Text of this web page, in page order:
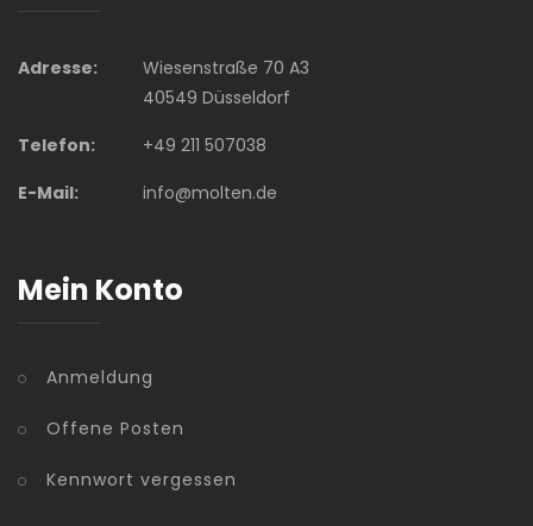
Adresse:
Wiesenstraße 70 A3
40549 Düsseldorf
Telefon:
+49 211 507038
E-Mail:
info@molten.de
Mein Konto
Anmeldung
Offene Posten
Kennwort vergessen